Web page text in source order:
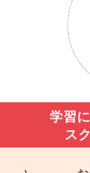
学習
ス